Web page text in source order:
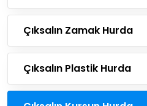
Çıksalın Zamak Hurda
Çıksalın Plastik Hurda